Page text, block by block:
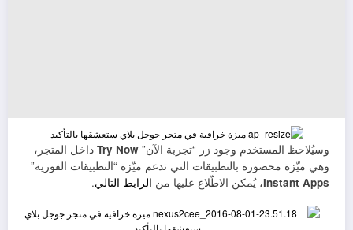
وسيُلاحظ المستخدم وجود زر “تجربة الآن”
داخل المتجر،
وهي ميّزة محصورة بالتطبيقات التي تدعم ميّزة “التطبيقات الفورية”
Instant Apps، يُمكن الاطّلاع عليها من الرابط التالي.